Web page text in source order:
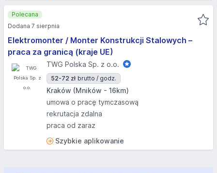
Elektromonter / Monter Konstrukcji Stalowych –
praca za granicą (kraje UE)
TWG Polska Sp. z o.o.
52-72 zł brutto / godz.
Kraków (Mników - 16km)
umowa o pracę tymczasową
rekrutacja zdalna
praca od zaraz
Szybkie aplikowanie
Polecana
Dodana 7 sierpnia